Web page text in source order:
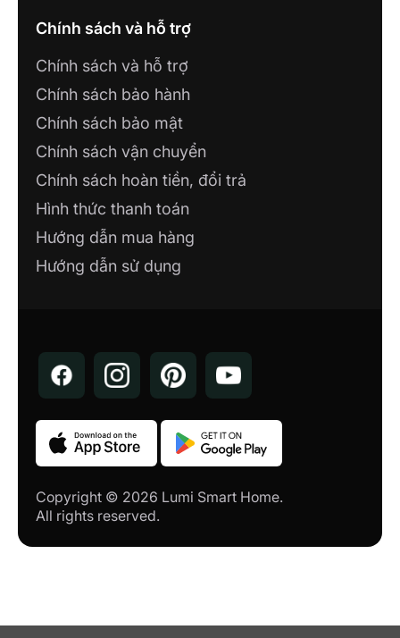
Cà Mau, Cà Mau
Công ty TNHH CVT HOLDING
110 Huyền Trân Công Chúa, Phường Tam
Thắng, Thành Phố Hồ Chí Minh
CÔNG TY TNHH XÂY DỰNG VÀ
THƯƠNG MẠI CAO PHONG
Công ty TNHH Xây dựng Số 321 Mê Linh,
NHÀ MÁY LUMI SMART FACTORY
SHOWROOM CÔNG TY TNHH NHÀ
AN NHIÊN
207 Nguyễn Văn Linh - Hòa Thành - Tây
Ninh
CÔNG TY TNHH CÔNG NGHỆ PHÚ
VINH IOT
71A Nguyễn Trãi, Phường 7, TP. Mỹ Tho,
Tiền Giang
Chính sách và hỗ trợ
Chính sách và hỗ trợ
Chính sách bảo hành
Chính sách bảo mật
Chính sách vận chuyển
Chính sách hoàn tiền, đổi trả
Hình thức thanh toán
Hướng dẫn mua hàng
Hướng dẫn sử dụng
Copyright © 2026 Lumi Smart Home.
All rights reserved.